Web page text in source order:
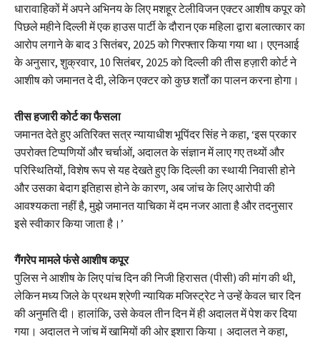
धारावाहिकों में अपने अभिनय के लिए मशहूर टेलीविजन एक्टर आशीष कपूर को
पिछले महीने दिल्ली में एक हाउस पार्टी के दौरान एक महिला द्वारा बलात्कार का
आरोप लगाने के बाद 3 सितंबर, 2025 को गिरफ्तार किया गया था। एएनआई
के अनुसार, शुक्रवार, 10 सितंबर, 2025 को दिल्ली की तीस हज़ारी कोर्ट ने
आशीष को जमानत दे दी, लेकिन एक्टर को कुछ शर्तों का पालन करना होगा।
तीस हजारी कोर्ट का फैसला
जमानत देते हुए अतिरिक्त सत्र न्यायाधीश भूपिंदर सिंह ने कहा, ‘इस प्रकार
उपरोक्त टिप्पणियों और चर्चाओं, अदालत के संज्ञान में लाए गए तथ्यों और
परिस्थितियों, विशेष रूप से यह देखते हुए कि दिल्ली का स्थायी निवासी होने
और उसका बेदाग इतिहास होने के कारण, अब जांच के लिए आरोपी की
आवश्यकता नहीं है, मुझे जमानत याचिका में दम नजर आता है और तदनुसार
इसे स्वीकार किया जाता है।’
गैंगरेप मामले फंसे आशीष कपूर
पुलिस ने आशीष के लिए पांच दिन की निजी हिरासत (पीसी) की मांग की थी,
लेकिन मध्य जिले के प्रथम श्रेणी न्यायिक मजिस्ट्रेट ने उन्हें केवल चार दिन
की अनुमति दी। हालांकि, उसे केवल तीन दिन में ही अदालत में पेश कर दिया
गया। अदालत ने जांच में खामियों की ओर इशारा किया। अदालत ने कहा,